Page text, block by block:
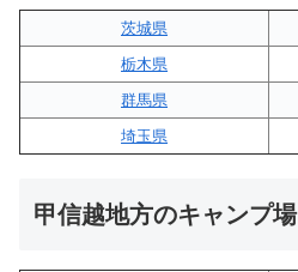
茨城県
栃木県
群馬県
埼玉県
甲信越地方のキャンプ場